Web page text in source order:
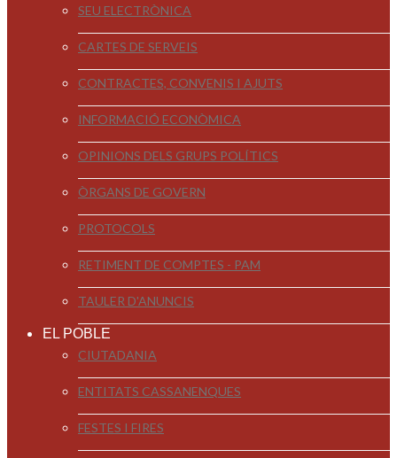
SEU ELECTRÒNICA
CARTES DE SERVEIS
CONTRACTES, CONVENIS I AJUTS
INFORMACIÓ ECONÒMICA
OPINIONS DELS GRUPS POLÍTICS
ÒRGANS DE GOVERN
PROTOCOLS
RETIMENT DE COMPTES - PAM
TAULER D'ANUNCIS
EL POBLE
CIUTADANIA
ENTITATS CASSANENQUES
FESTES I FIRES